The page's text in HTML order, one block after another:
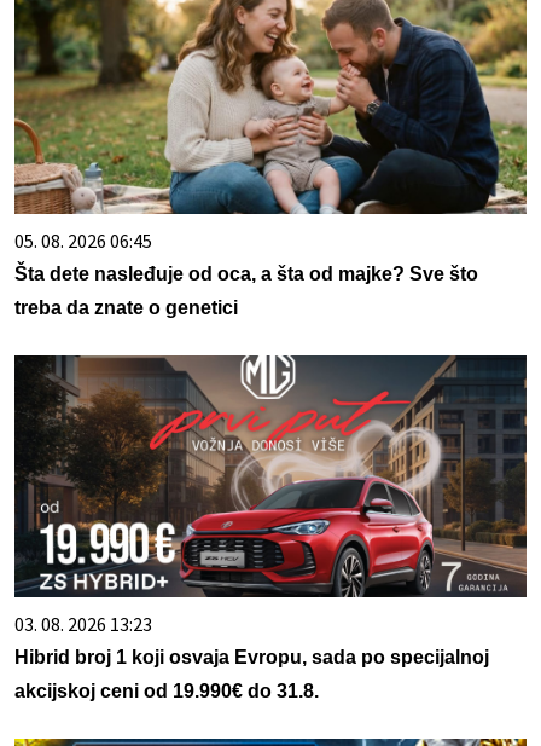
05. 08. 2026 06:45
Šta dete nasleđuje od oca, a šta od majke? Sve što
treba da znate o genetici
03. 08. 2026 13:23
Hibrid broj 1 koji osvaja Evropu, sada po specijalnoj
akcijskoj ceni od 19.990€ do 31.8.